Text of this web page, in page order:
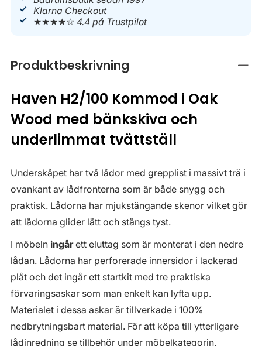
Klarna Checkout
★★★★☆4.4 på Trustpilot
Produktbeskrivning
Haven H2/100 Kommod i Oak
Wood med bänkskiva och
underlimmat tvättställ
Underskåpet har två lådor med grepplist i massivt trä i
ovankant av lådfronterna som är både snygg och
praktisk. Lådorna har mjukstängande skenor vilket gör
att lådorna glider lätt och stängs tyst.
I möbeln ingårett eluttag som är monterat i den nedre
lådan. Lådorna har perforerade innersidor i lackerad
plåt och det ingår ett startkit med tre praktiska
förvaringsaskar som man enkelt kan lyfta upp.
Materialet i dessa askar är tillverkade i 100%
nedbrytningsbart material. För att köpa till ytterligare
lådinredning se tillbehör under möbelkategorin.